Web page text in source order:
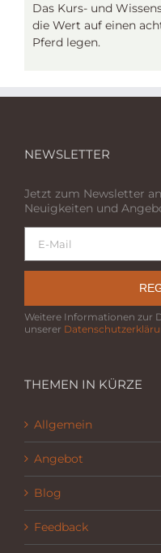
Das Kurs- und
die Wert auf einen
Pferd legen.
NEWSLETTER
Jetzt zum Newsletter
Neuigkeiten und
Weitere Informationen zur
unserer
THEMEN IN KÜRZE
Allgemein
Angebot
Blog
Feedback